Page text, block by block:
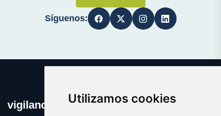
Utilizamos cookies
Síguenos:
vigilanciaonline.es